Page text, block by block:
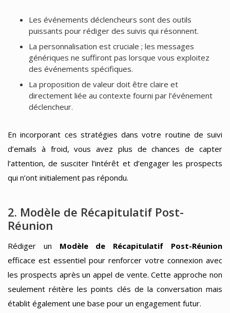
Les événements déclencheurs sont des outils
puissants pour rédiger des suivis qui résonnent.
La personnalisation est cruciale ; les messages
génériques ne suffiront pas lorsque vous exploitez
des événements spécifiques.
La proposition de valeur doit être claire et
directement liée au contexte fourni par l’événement
déclencheur.
En incorporant ces stratégies dans votre routine de suivi
d’emails à froid, vous avez plus de chances de capter
l’attention, de susciter l’intérêt et d’engager les prospects
qui n’ont initialement pas répondu.
2. Modèle de Récapitulatif Post-
Réunion
Rédiger un Modèle de Récapitulatif Post-Réunion
efficace est essentiel pour renforcer votre connexion avec
les prospects après un appel de vente. Cette approche non
seulement réitère les points clés de la conversation mais
établit également une base pour un engagement futur.